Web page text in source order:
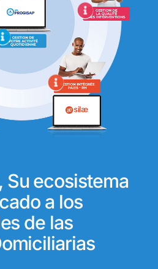
Su ecosistema
a los
de las